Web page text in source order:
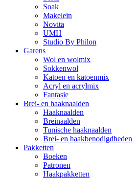
Soak
Makelein
Novita
UMH
Studio By Philon
Garens
Wol en wolmix
Sokkenwol
Katoen en katoenmix
Acryl en acrylmix
Fantasie
Brei- en haaknaalden
Haaknaalden
Breinaalden
Tunische haaknaalden
Brei- en haakbenodigdheden
Pakketten
Boeken
Patronen
Haakpakketten